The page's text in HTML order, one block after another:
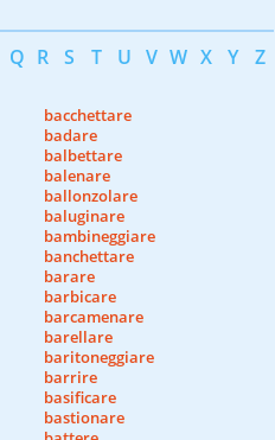
Q R S T U V W X Y Z
bacchettare
badare
balbettare
balenare
ballonzolare
baluginare
bambineggiare
banchettare
barare
barbicare
barcamenare
barellare
baritoneggiare
barrire
basificare
bastionare